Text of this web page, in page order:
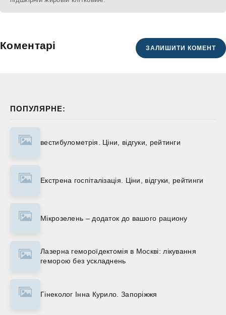
ПОПУЛЯРНЕ:
вестибулометрія. Ціни, відгуки, рейтинги
Екстрена госпіталізація. Ціни, відгуки, рейтинги
Мікрозелень – додаток до вашого рациону
Лазерна гемороїдектомія в Москві: лікування
геморою без ускладнень
Гінеколог Інна Курило. Запоріжжя
Коментарі ЗАЛИШИТИ КОМЕНТ